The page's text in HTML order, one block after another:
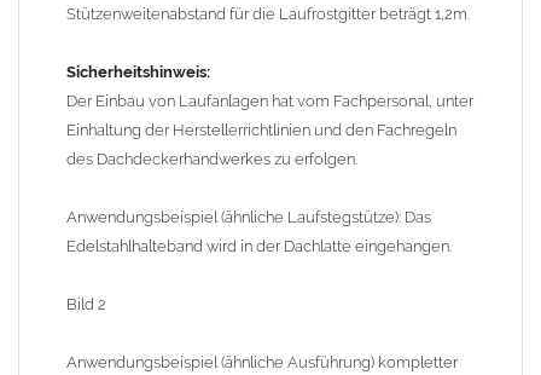
Stützenweitenabstand für die Laufrostgitter beträgt 1,2m.
Sicherheitshinweis:
Der Einbau von Laufanlagen hat vom Fachpersonal, unter
Einhaltung der Herstellerrichtlinien und den Fachregeln
des Dachdeckerhandwerkes zu erfolgen.
Anwendungsbeispiel (ähnliche Laufstegstütze): Das
Edelstahlhalteband wird in der Dachlatte eingehangen.
Bild 2
Anwendungsbeispiel (ähnliche Ausführung) kompletter